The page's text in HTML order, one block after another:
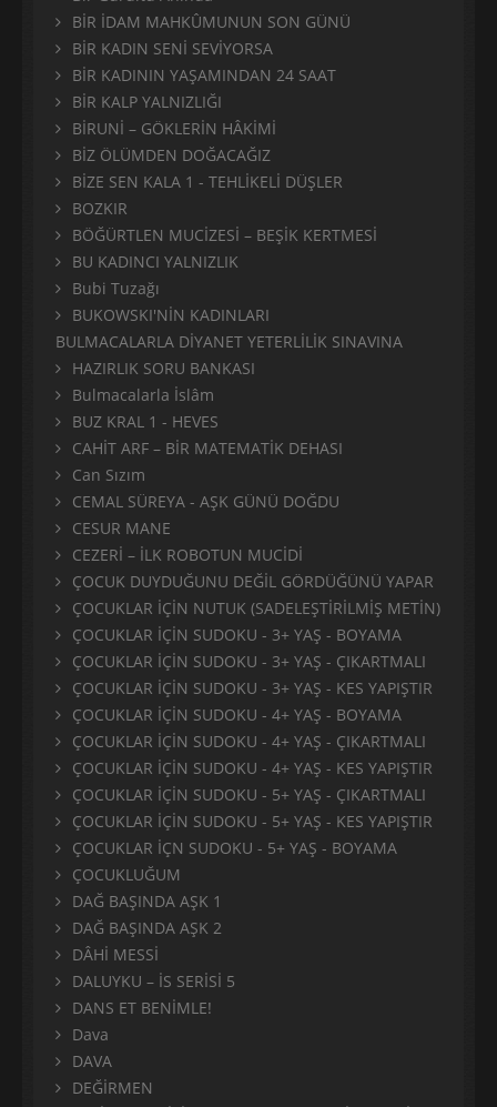
BİR İDAM MAHKÛMUNUN SON GÜNÜ
BİR KADIN SENİ SEVİYORSA
BİR KADININ YAŞAMINDAN 24 SAAT
BİR KALP YALNIZLIĞI
BİRUNİ – GÖKLERİN HÂKİMİ
BİZ ÖLÜMDEN DOĞACAĞIZ
BİZE SEN KALA 1 - TEHLİKELİ DÜŞLER
BOZKIR
BÖĞÜRTLEN MUCİZESİ – BEŞİK KERTMESİ
BU KADINCI YALNIZLIK
Bubi Tuzağı
BUKOWSKI'NİN KADINLARI
BULMACALARLA DİYANET YETERLİLİK SINAVINA
HAZIRLIK SORU BANKASI
Bulmacalarla İslâm
BUZ KRAL 1 - HEVES
CAHİT ARF – BİR MATEMATİK DEHASI
Can Sızım
CEMAL SÜREYA - AŞK GÜNÜ DOĞDU
CESUR MANE
CEZERİ – İLK ROBOTUN MUCİDİ
ÇOCUK DUYDUĞUNU DEĞİL GÖRDÜĞÜNÜ YAPAR
ÇOCUKLAR İÇİN NUTUK (SADELEŞTİRİLMİŞ METİN)
ÇOCUKLAR İÇİN SUDOKU - 3+ YAŞ - BOYAMA
ÇOCUKLAR İÇİN SUDOKU - 3+ YAŞ - ÇIKARTMALI
ÇOCUKLAR İÇİN SUDOKU - 3+ YAŞ - KES YAPIŞTIR
ÇOCUKLAR İÇİN SUDOKU - 4+ YAŞ - BOYAMA
ÇOCUKLAR İÇİN SUDOKU - 4+ YAŞ - ÇIKARTMALI
ÇOCUKLAR İÇİN SUDOKU - 4+ YAŞ - KES YAPIŞTIR
ÇOCUKLAR İÇİN SUDOKU - 5+ YAŞ - ÇIKARTMALI
ÇOCUKLAR İÇİN SUDOKU - 5+ YAŞ - KES YAPIŞTIR
ÇOCUKLAR İÇN SUDOKU - 5+ YAŞ - BOYAMA
ÇOCUKLUĞUM
DAĞ BAŞINDA AŞK 1
DAĞ BAŞINDA AŞK 2
DÂHİ MESSİ
DALUYKU – İS SERİSİ 5
DANS ET BENİMLE!
Dava
DAVA
DEĞİRMEN